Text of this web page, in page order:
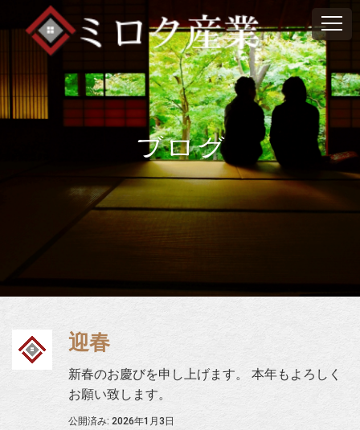
ブログ
迎春
新春のお慶びを申し上げます。 本年もよろしく
お願い致します。
公開済み: 2026年1月3日